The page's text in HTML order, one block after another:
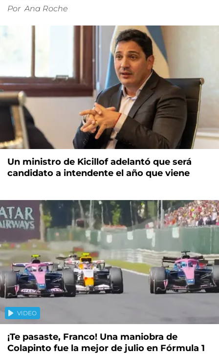
Por Ana Roche
Un ministro de Kicillof adelantó que será
candidato a intendente el año que viene
VIDEO
¡Te pasaste, Franco! Una maniobra de
Colapinto fue la mejor de julio en Fórmula 1